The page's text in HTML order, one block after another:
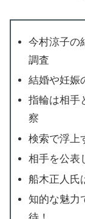
今村涼子の
調査
結婚や妊娠
指輪は相手
察
検索で浮上
相手を公表
船木正人氏
知的な魅力